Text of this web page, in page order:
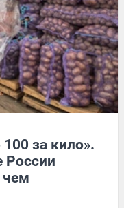
за кило».
России
чем